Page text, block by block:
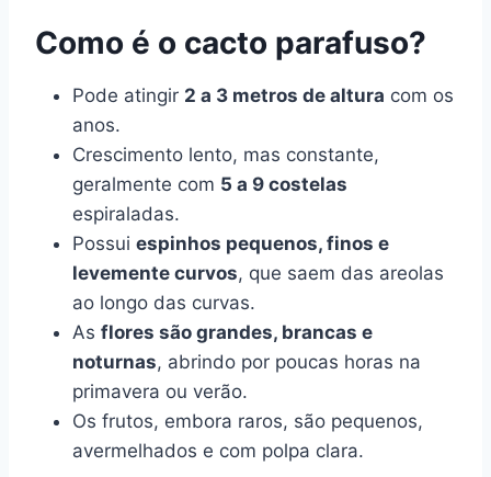
Como é o cacto parafuso?
Pode atingir 2 a 3 metros de altura com os
anos.
Crescimento lento, mas constante,
geralmente com 5 a 9 costelas
espiraladas.
Possui espinhos pequenos, finos e
levemente curvos, que saem das areolas
ao longo das curvas.
As flores são grandes, brancas e
noturnas, abrindo por poucas horas na
primavera ou verão.
Os frutos, embora raros, são pequenos,
avermelhados e com polpa clara.